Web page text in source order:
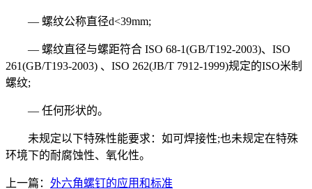
— 螺纹公称直径d<39mm;
— 螺纹直径与螺距符合 ISO 68-1(GB/T192-2003)、ISO
261(GB/T193-2003) 、ISO 262(JB/T 7912-1999)规定的ISO米制
螺纹;
— 任何形状的。
未规定以下特殊性能要求：如可焊接性;也未规定在特殊
环境下的耐腐蚀性、氧化性。
上一篇： 外六角螺钉的应用和标准